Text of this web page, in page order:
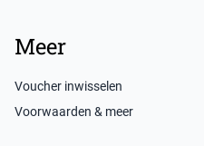
Meer
Voucher inwisselen
Voorwaarden & meer